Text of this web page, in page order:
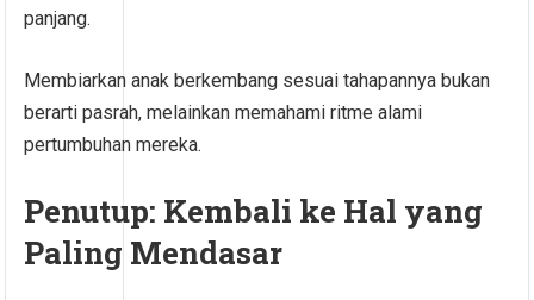
panjang.
Membiarkan anak berkembang sesuai tahapannya bukan
berarti pasrah, melainkan memahami ritme alami
pertumbuhan mereka.
Penutup: Kembali ke Hal yang
Paling Mendasar